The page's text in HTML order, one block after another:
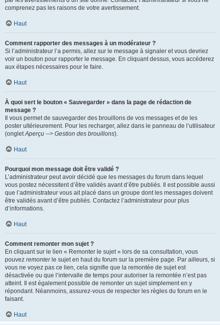
comprenez pas les raisons de votre avertissement.
Haut
Comment rapporter des messages à un modérateur ?
Si l’administrateur l’a permis, allez sur le message à signaler et vous devriez
voir un bouton pour rapporter le message. En cliquant dessus, vous accéderez
aux étapes nécessaires pour le faire.
Haut
À quoi sert le bouton « Sauvegarder » dans la page de rédaction de
message ?
Il vous permet de sauvegarder des brouillons de vos messages et de les
poster ultérieurement. Pour les recharger, allez dans le panneau de l’utilisateur
(ongletAperçu --> Gestion des brouillons).
Haut
Pourquoi mon message doit être validé ?
L’administrateur peut avoir décidé que les messages du forum dans lequel
vous postez nécessitent d’être validés avant d’être publiés. Il est possible aussi
que l’administrateur vous ait placé dans un groupe dont les messages doivent
être validés avant d’être publiés. Contactez l’administrateur pour plus
d’informations.
Haut
Comment remonter mon sujet ?
En cliquant sur le lien « Remonter le sujet » lors de sa consultation, vous
pouvez remonterle sujet en haut du forum sur la première page. Par ailleurs, si
vous ne voyez pas ce lien, cela signifie que la remontée de sujet est
désactivée ou que l’intervalle de temps pour autoriser la remontée n’est pas
atteint. Il est également possible de remonter un sujet simplement en y
répondant. Néanmoins, assurez-vous de respecter les règles du forum en le
faisant.
Haut